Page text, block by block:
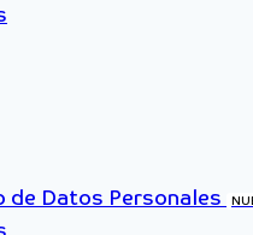
Datos Personales